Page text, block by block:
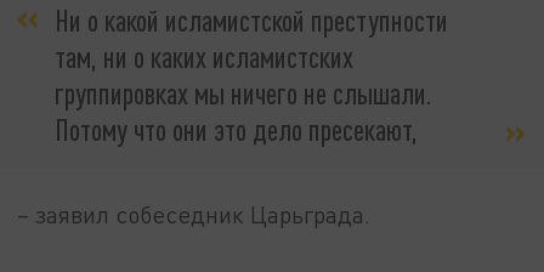
Ни о какой исламистской преступности
там, ни о каких исламистских
группировках мы ничего не слышали.
Потому что они это дело пресекают,
– заявил собеседник Царьграда.